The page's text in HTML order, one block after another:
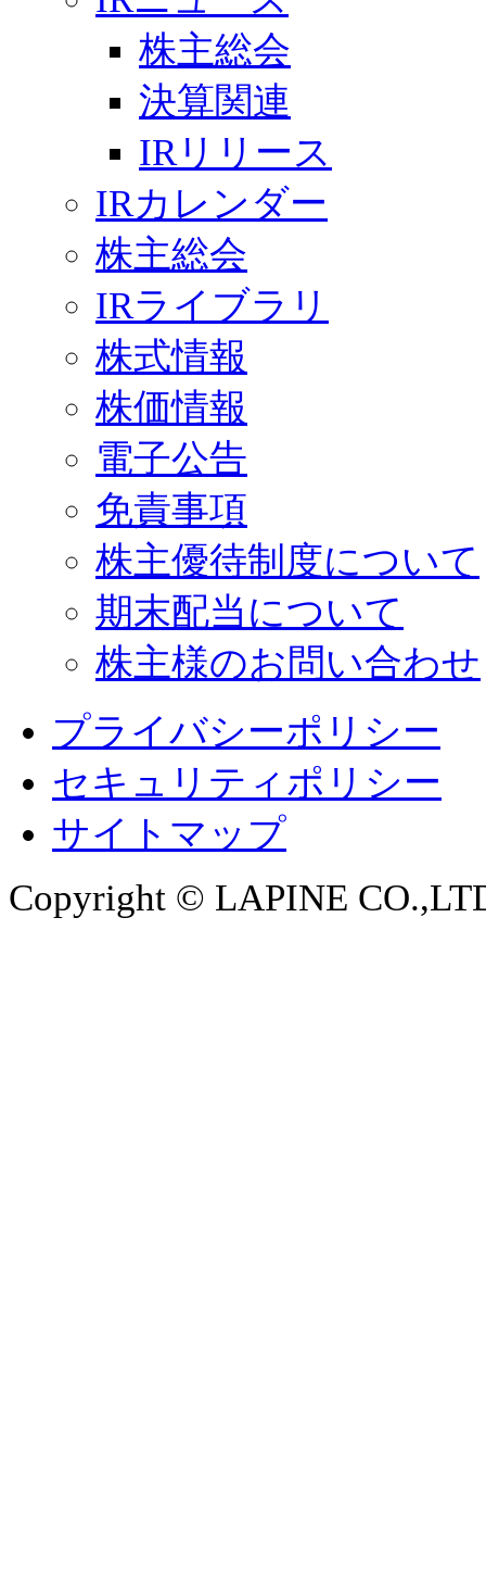
株主総会
決算関連
IRリリース
IRカレンダー
株主総会
IRライブラリ
株式情報
株価情報
電子公告
免責事項
株主優待制度について
期末配当について
株主様のお問い合わせ
プライバシーポリシー
セキュリティポリシー
サイトマップ
Copyright © LAPINE